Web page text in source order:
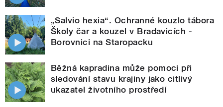
„Salvio hexia“. Ochranné kouzlo tábora
Školy čar a kouzel v Bradavicích -
Borovnici na Staropacku
Běžná kapradina může pomoci při
sledování stavu krajiny jako citlivý
ukazatel životního prostředí